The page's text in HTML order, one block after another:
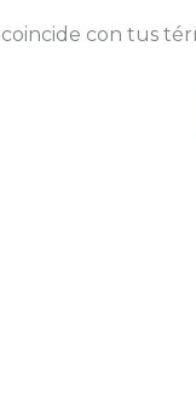
coincide con tus